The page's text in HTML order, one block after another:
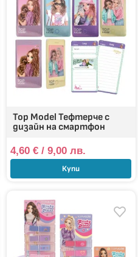
Top Model Тефтерче с
дизайн на смартфон
4,60 €/ 9,00 лв.
Купи